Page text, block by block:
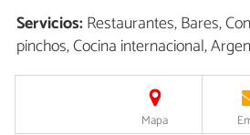
Servicios:Restaurantes, Bares,
pinchos, Cocina internacional,
Mapa